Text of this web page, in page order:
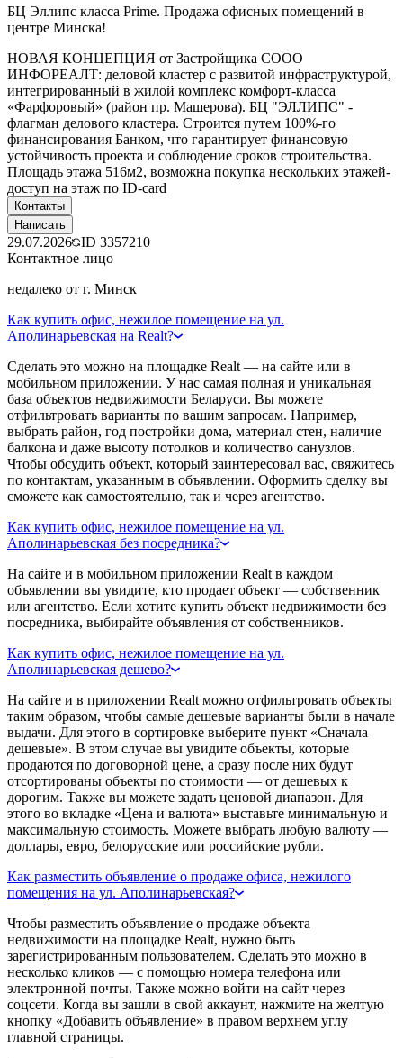
БЦ Эллипс класса Prime. Продажа офисных помещений в
центре Минска!
НОВАЯ КОНЦЕПЦИЯ от Застройщика СООО
ИНФОРЕАЛТ: деловой кластер с развитой инфраструктурой,
интегрированный в жилой комплекс комфорт-класса
«Фарфоровый» (район пр. Машерова). БЦ "ЭЛЛИПС" -
флагман делового кластера. Строится путем 100%-го
финансирования Банком, что гарантирует финансовую
устойчивость проекта и соблюдение сроков строительства.
Площадь этажа 516м2, возможна покупка нескольких этажей-
доступ на этаж по ID-card
Контакты
Написать
29.07.2026 ID 3357210
Контактное лицо
недалеко от г. Минск
Как купить офис, нежилое помещение на ул.
Аполинарьевская на Realt?
Сделать это можно на площадке Realt — на сайте или в
мобильном приложении. У нас самая полная и уникальная
база объектов недвижимости Беларуси. Вы можете
отфильтровать варианты по вашим запросам. Например,
выбрать район, год постройки дома, материал стен, наличие
балкона и даже высоту потолков и количество санузлов.
Чтобы обсудить объект, который заинтересовал вас, свяжитесь
по контактам, указанным в объявлении. Оформить сделку вы
сможете как самостоятельно, так и через агентство.
Как купить офис, нежилое помещение на ул.
Аполинарьевская без посредника?
На сайте и в мобильном приложении Realt в каждом
объявлении вы увидите, кто продает объект — собственник
или агентство. Если хотите купить объект недвижимости без
посредника, выбирайте объявления от собственников.
Как купить офис, нежилое помещение на ул.
Аполинарьевская дешево?
На сайте и в приложении Realt можно отфильтровать объекты
таким образом, чтобы самые дешевые варианты были в начале
выдачи. Для этого в сортировке выберите пункт «Сначала
дешевые». В этом случае вы увидите объекты, которые
продаются по договорной цене, а сразу после них будут
отсортированы объекты по стоимости — от дешевых к
дорогим. Также вы можете задать ценовой диапазон. Для
этого во вкладке «Цена и валюта» выставьте минимальную и
максимальную стоимость. Можете выбрать любую валюту —
доллары, евро, белорусские или российские рубли.
Как разместить объявление о продаже офиса, нежилого
помещения на ул. Аполинарьевская?
Чтобы разместить объявление о продаже объекта
недвижимости на площадке Realt, нужно быть
зарегистрированным пользователем. Сделать это можно в
несколько кликов — с помощью номера телефона или
электронной почты. Также можно войти на сайт через
соцсети. Когда вы зашли в свой аккаунт, нажмите на желтую
кнопку «Добавить объявление» в правом верхнем углу
главной страницы.